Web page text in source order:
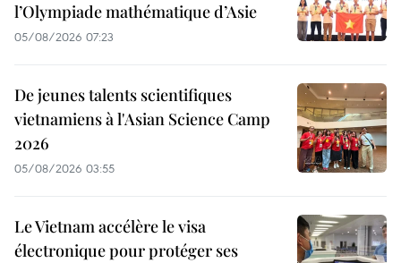
l’Olympiade mathématique d’Asie
05/08/2026 07:23
De jeunes talents scientifiques
vietnamiens à l'Asian Science Camp
2026
05/08/2026 03:55
Le Vietnam accélère le visa
électronique pour protéger ses